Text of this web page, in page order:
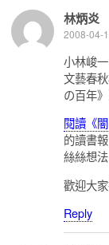
林炳炎
2008-04-
小林峻
文藝春
の百年》
閱讀《
的讀書
絲絲想
歡迎大
Reply